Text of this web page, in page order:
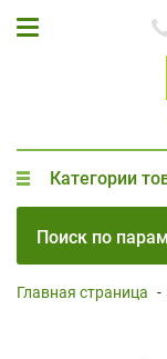
Категории
Поиск по
Главная страница -